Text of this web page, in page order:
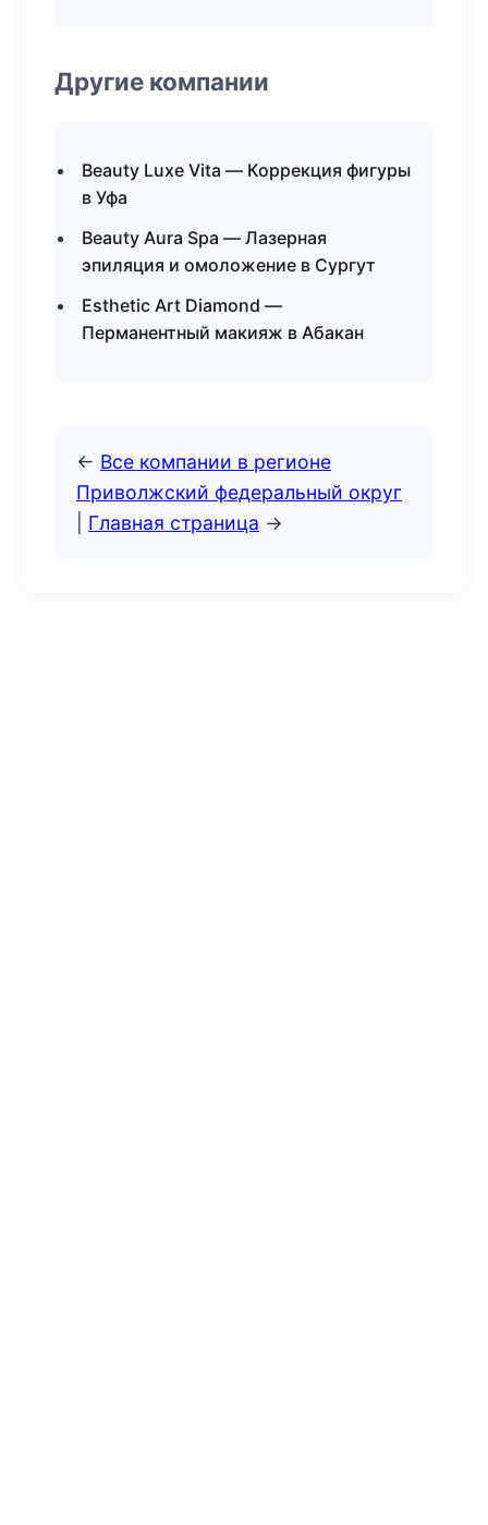
Другие компании
Beauty Luxe Vita — Коррекция фигуры
в Уфа
Beauty Aura Spa — Лазерная
эпиляция и омоложение в Сургут
Esthetic Art Diamond —
Перманентный макияж в Абакан
← Все компании в регионе
Приволжский федеральный округ
Главная страница →